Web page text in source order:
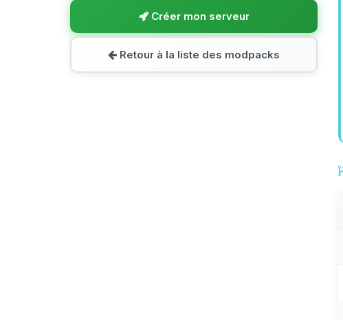
Créer mon serveur
Retour à la liste des modpacks